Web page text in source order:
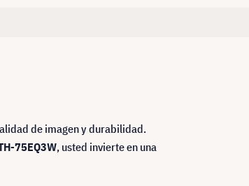
de imagen y durabilidad.
75EQ3W, usted invierte en una